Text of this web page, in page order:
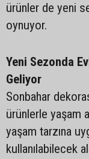
ürünler de yeni
oynuyor.
Yeni Sezonda
Geliyor
Sonbahar
ürünlerle yaşam
yaşam tarzına
kullanılabilecek